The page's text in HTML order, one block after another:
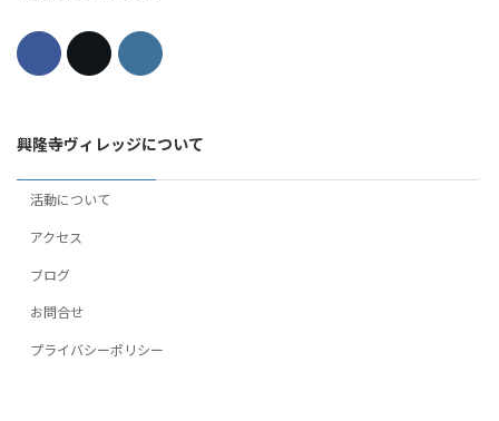
興隆寺ヴィレッジについて
活動について
アクセス
ブログ
お問合せ
プライバシーポリシー